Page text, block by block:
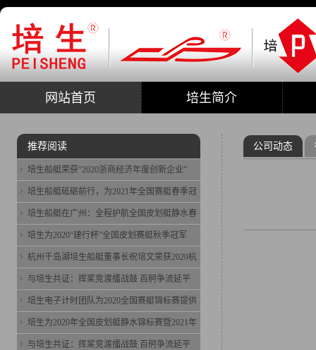
网站首页 培生简介
公司动态
推荐阅读
培生船艇荣获“2020浙商经济年度创新企业”
培生船艇砥砺前行，为2021年全国赛艇春季冠
培生船艇在广州：全程护航全国皮划艇静水春
培生为2020“建行杯”全国皮划赛艇秋季冠军
杭州千岛湖培生船艇董事长祝培文荣获2020杭
与培生共证：挥桨竞渡擂战鼓 百舸争流延平
培生电子计时团队为2020全国赛艇锦标赛提供
培生为2020年全国皮划艇静水锦标赛暨2021年
与培生共证：挥桨竞渡擂战鼓 百舸争流延平